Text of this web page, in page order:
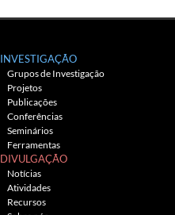
INVESTIGAÇÃO
Grupos de Investigação
Projetos
Publicações
Conferências
Seminários
Ferramentas
DIVULGAÇÃO
Notícias
Atividades
Recursos